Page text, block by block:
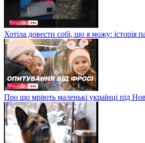
Хотіла довести собі, що я можу: історія
Про що мріють маленькі українці під